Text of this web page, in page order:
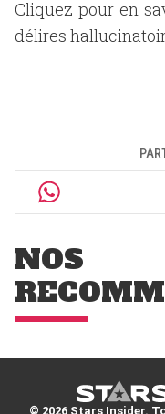
Cliquez pour en
délires
NOS
© 2026 Stars Insider.